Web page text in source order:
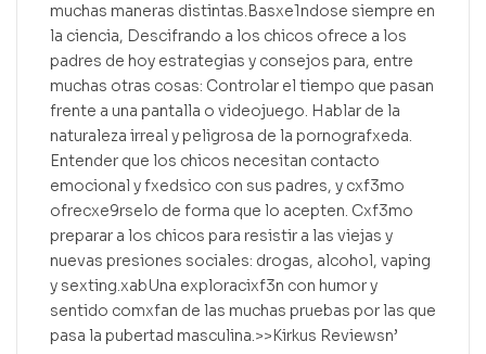
muchas maneras distintas.Basxe1ndose siempre en
la ciencia, Descifrando a los chicos ofrece a los
padres de hoy estrategias y consejos para, entre
muchas otras cosas: Controlar el tiempo que pasan
frente a una pantalla o videojuego. Hablar de la
naturaleza irreal y peligrosa de la pornografxeda.
Entender que los chicos necesitan contacto
emocional y fxedsico con sus padres, y cxf3mo
ofrecxe9rselo de forma que lo acepten. Cxf3mo
preparar a los chicos para resistir a las viejas y
nuevas presiones sociales: drogas, alcohol, vaping
y sexting.xabUna exploracixf3n con humor y
sentido comxfan de las muchas pruebas por las que
pasa la pubertad masculina.>>Kirkus Reviewsn’